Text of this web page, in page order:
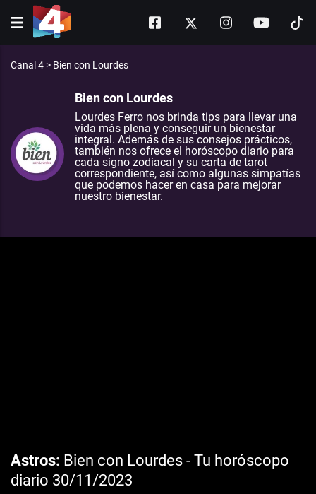
Canal 4 > Bien con Lourdes
Bien con Lourdes
Lourdes Ferro nos brinda tips para llevar una
vida más plena y conseguir un bienestar
integral. Además de sus consejos prácticos,
también nos ofrece el horóscopo diario para
cada signo zodiacal y su carta de tarot
correspondiente, así como algunas simpatías
que podemos hacer en casa para mejorar
nuestro bienestar.
Astros Bien con Lourdes - Tu horóscopo
diario 30/11/2023